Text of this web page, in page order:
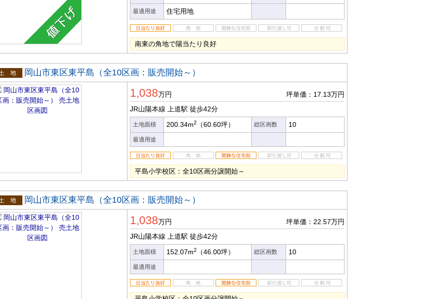
最適用途 住宅用地
南東の角地で陽当たり良好
地
岡山市東区東平島（全10区画：販売開始～）
1,038万円
坪単価：17.13万円
JR山陽本線 上道駅 徒歩42分
土地面積 200.34m2 （60.60坪） 総区画数 10
最適用途
平島小学校区：全10区画分譲開始～
地
岡山市東区東平島（全10区画：販売開始～）
1,038万円
坪単価：22.57万円
JR山陽本線 上道駅 徒歩42分
土地面積 152.07m2 （46.00坪） 総区画数 10
最適用途